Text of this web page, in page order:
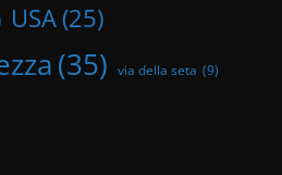
USA (25)
(35) via della seta (9)